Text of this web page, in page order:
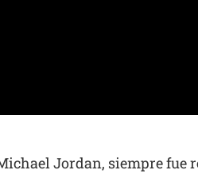
Jordan, siempre fue